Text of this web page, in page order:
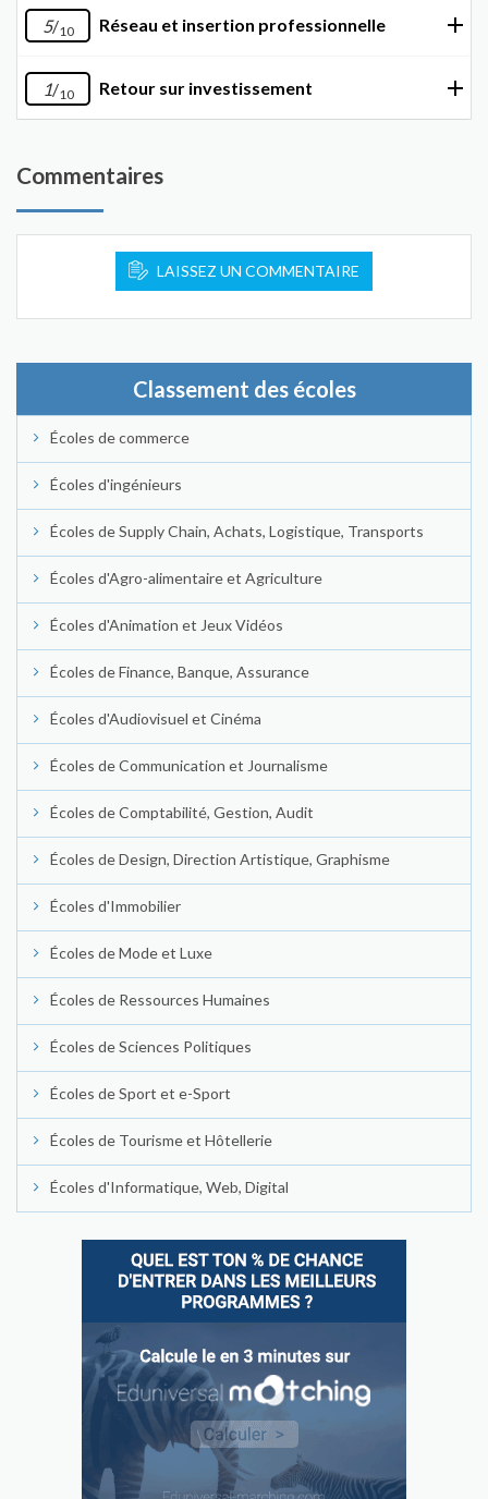
5/10 Réseau et insertion professionnelle
1/10 Retour sur investissement
Commentaires
LAISSEZ UN COMMENTAIRE
Classement des écoles
Écoles de commerce
Écoles d'ingénieurs
Écoles de Supply Chain, Achats, Logistique, Transports
Écoles d'Agro-alimentaire et Agriculture
Écoles d'Animation et Jeux Vidéos
Écoles de Finance, Banque, Assurance
Écoles d'Audiovisuel et Cinéma
Écoles de Communication et Journalisme
Écoles de Comptabilité, Gestion, Audit
Écoles de Design, Direction Artistique, Graphisme
Écoles d'Immobilier
Écoles de Mode et Luxe
Écoles de Ressources Humaines
Écoles de Sciences Politiques
Écoles de Sport et e-Sport
Écoles de Tourisme et Hôtellerie
Écoles d'Informatique, Web, Digital